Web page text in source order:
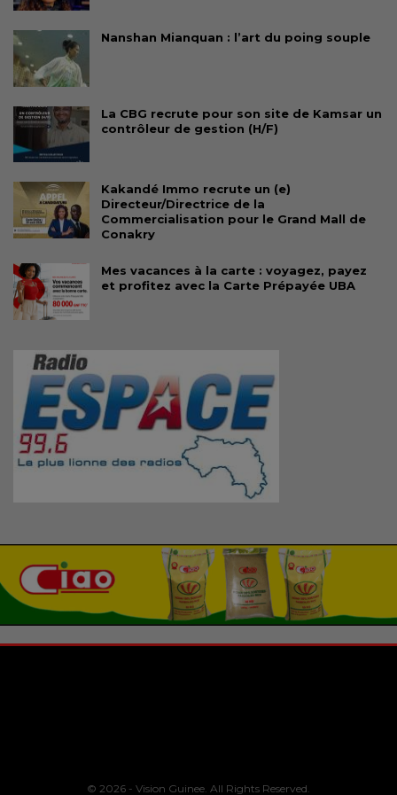
Nanshan Mianquan : l’art du poing souple
La CBG recrute pour son site de Kamsar un
contrôleur de gestion (H/F)
Kakandé Immo recrute un (e)
Directeur/Directrice de la
Commercialisation pour le Grand Mall de
Conakry
Mes vacances à la carte : voyagez, payez
et profitez avec la Carte Prépayée UBA
© 2026 - Vision Guinee. All Rights Reserved.